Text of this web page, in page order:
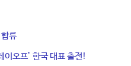
류
이오프’ 한국 대표 출전!